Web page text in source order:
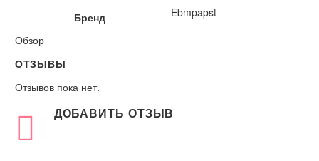
Бренд
Ebmpapst
Обзор
ОТЗЫВЫ
Отзывов пока нет.
ДОБАВИТЬ ОТЗЫВ